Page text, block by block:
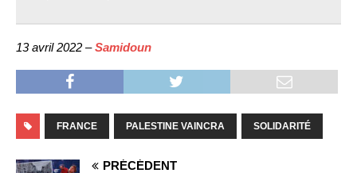
13 avril 2022 –Samidoun
FRANCE PALESTINE VAINCRA SOLIDARITÉ
PRÉCÉDENT